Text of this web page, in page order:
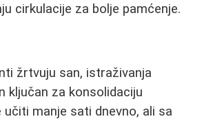
cirkulacije za bolje pamćenje.
žrtvuju san, istraživanja
ključan za konsolidaciju
učiti manje sati dnevno, ali sa